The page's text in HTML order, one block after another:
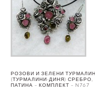
РОЗОВИ И ЗЕЛЕНИ
(ТУРМАЛИНИ-ДИНЯ) СРЕБРО,
ПАТИНА – КОМПЛЕКТ – N767